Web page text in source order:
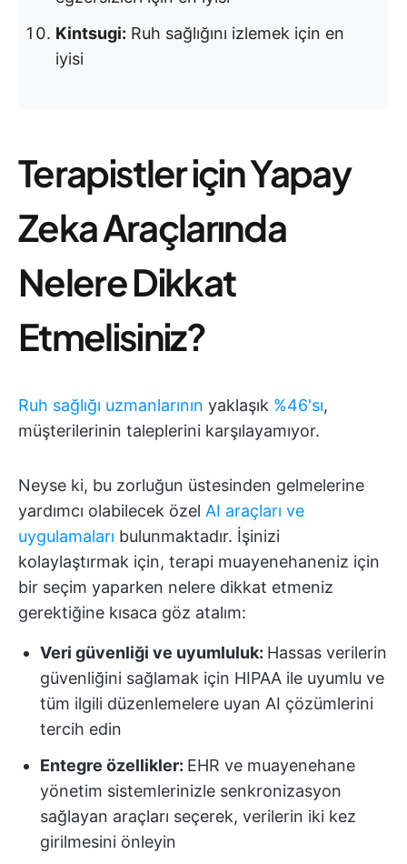
Kintsugi: Ruh sağlığını izlemek için en
iyisi
Terapistler için Yapay
Zeka Araçlarında
Nelere Dikkat
Etmelisiniz?
Ruh sağlığı uzmanlarının yaklaşık %46'sı,
müşterilerinin taleplerini karşılayamıyor.
Neyse ki, bu zorluğun üstesinden gelmelerine
yardımcı olabilecek özel AI araçları ve
uygulamaları bulunmaktadır. İşinizi
kolaylaştırmak için, terapi muayenehaneniz için
bir seçim yaparken nelere dikkat etmeniz
gerektiğine kısaca göz atalım:
Veri güvenliği ve uyumluluk: Hassas verilerin
güvenliğini sağlamak için HIPAA ile uyumlu ve
tüm ilgili düzenlemelere uyan AI çözümlerini
tercih edin
Entegre özellikler: EHR ve muayenehane
yönetim sistemlerinizle senkronizasyon
sağlayan araçları seçerek, verilerin iki kez
girilmesini önleyin